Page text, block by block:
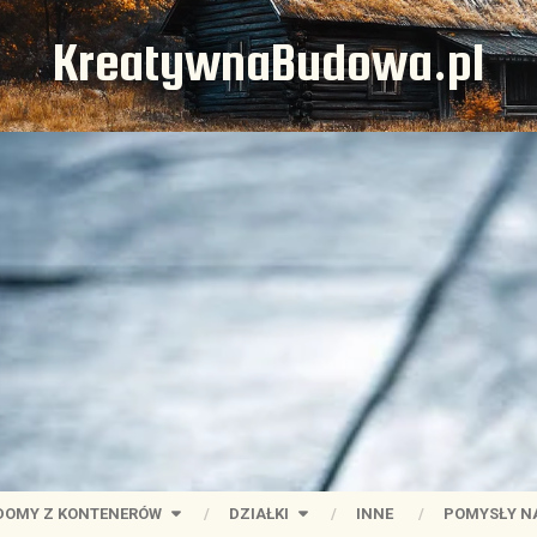
KreatywnaBudowa.pl
Z KONTENERÓW DZIAŁKI INNE POMYSŁY